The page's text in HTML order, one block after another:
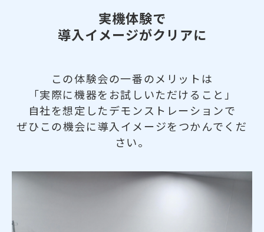
実機体験で
導入イメージがクリアに
この体験会の一番のメリットは
「実際に機器をお試しいただけること」
自社を想定したデモンストレーションで
ぜひこの機会に導入イメージをつかんでくだ
さい。